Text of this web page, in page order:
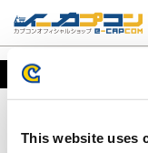
This website uses
カート